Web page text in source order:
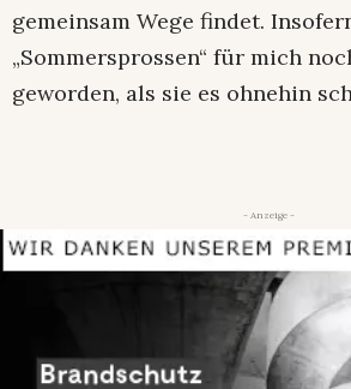
gemeinsam Wege findet.
„Sommersprossen“ für mich
geworden, als sie es ohnehin
- Anzeige -